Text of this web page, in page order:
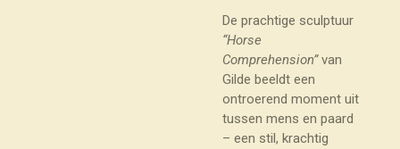
De prachtige sculptuur
“Horse
Comprehension”van
Gilde beeldt een
ontroerend moment uit
tussen mens en paard
– een stil, krachtig